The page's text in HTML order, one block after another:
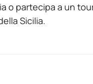
o partecipa a un
Sicilia.